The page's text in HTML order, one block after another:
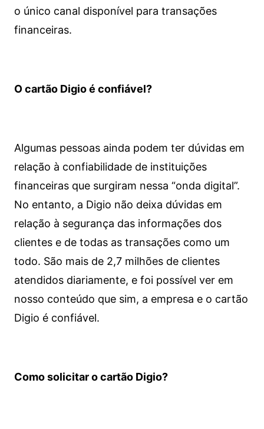
o único canal disponível para transações
financeiras.
O cartão Digio é confiável?
Algumas pessoas ainda podem ter dúvidas em
relação à confiabilidade de instituições
financeiras que surgiram nessa “onda digital”.
No entanto, a Digio não deixa dúvidas em
relação à segurança das informações dos
clientes e de todas as transações como um
todo. São mais de 2,7 milhões de clientes
atendidos diariamente, e foi possível ver em
nosso conteúdo que sim, a empresa e o cartão
Digio é confiável.
Como solicitar o cartão Digio?